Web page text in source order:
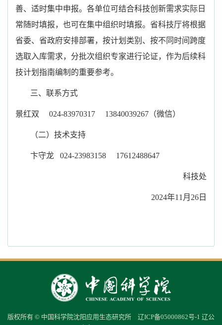
善、适时集中申报。各单位可结合科技创新需求实际日
常随时填报，也可在集中组织时填报。省科技厅将根据
省委、省政府安排部署，按计划类别、按不同时间跨度
选取入库需求，分批次组织专家进行论证，作为后续科
技计划指南编制的重要参考。
三、联系方式
景红双 024-83970317 13840039267（微信）
（二）技术支持
卞守龙 024-23983158 17612488647
科技处
2024年11月26日
版权所有 © 中国科学院沈阳应用生态研究所 辽ICP备05000862号-1 辽公